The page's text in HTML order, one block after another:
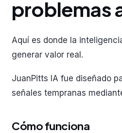
problemas
Aquí es donde la
generar valor real.
JuanPitts IA fue diseñado
señales tempranas
Cómo funciona